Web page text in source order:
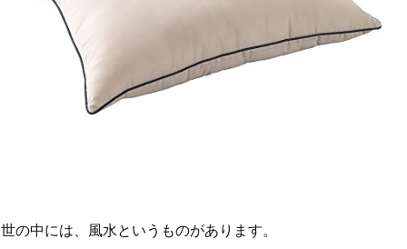
世の中には、風水というものがあります。